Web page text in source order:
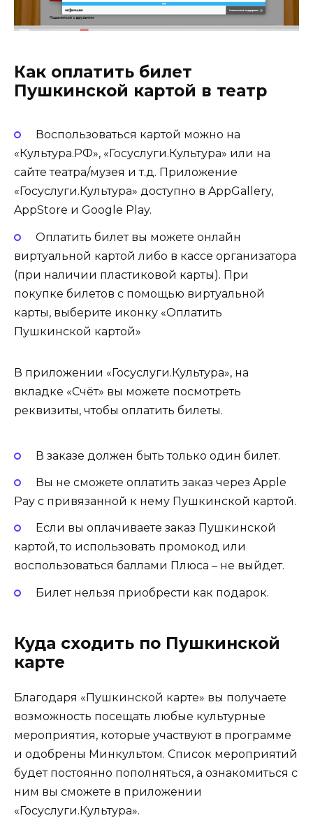
Как оплатить билет
Пушкинской картой в театр
Воспользоваться картой можно на
«Культура.РФ», «Госуслуги.Культура» или на
сайте театра/музея и т.д. Приложение
«Госуслуги.Культура» доступно в AppGallery,
AppStore и Google Play.
Оплатить билет вы можете онлайн
виртуальной картой либо в кассе организатора
(при наличии пластиковой карты). При
покупке билетов с помощью виртуальной
карты, выберите иконку «Оплатить
Пушкинской картой»
В приложении «Госуслуги.Культура», на
вкладке «Счёт» вы можете посмотреть
реквизиты, чтобы оплатить билеты.
В заказе должен быть только один билет.
Вы не сможете оплатить заказ через Apple
Pay с привязанной к нему Пушкинской картой.
Если вы оплачиваете заказ Пушкинской
картой, то использовать промокод или
воспользоваться баллами Плюса – не выйдет.
Билет нельзя приобрести как подарок.
Куда сходить по Пушкинской
карте
Благодаря «Пушкинской карте» вы получаете
возможность посещать любые культурные
мероприятия, которые участвуют в программе
и одобрены Минкультом. Список мероприятий
будет постоянно пополняться, а ознакомиться с
ним вы сможете в приложении
«Госуслуги.Культура».